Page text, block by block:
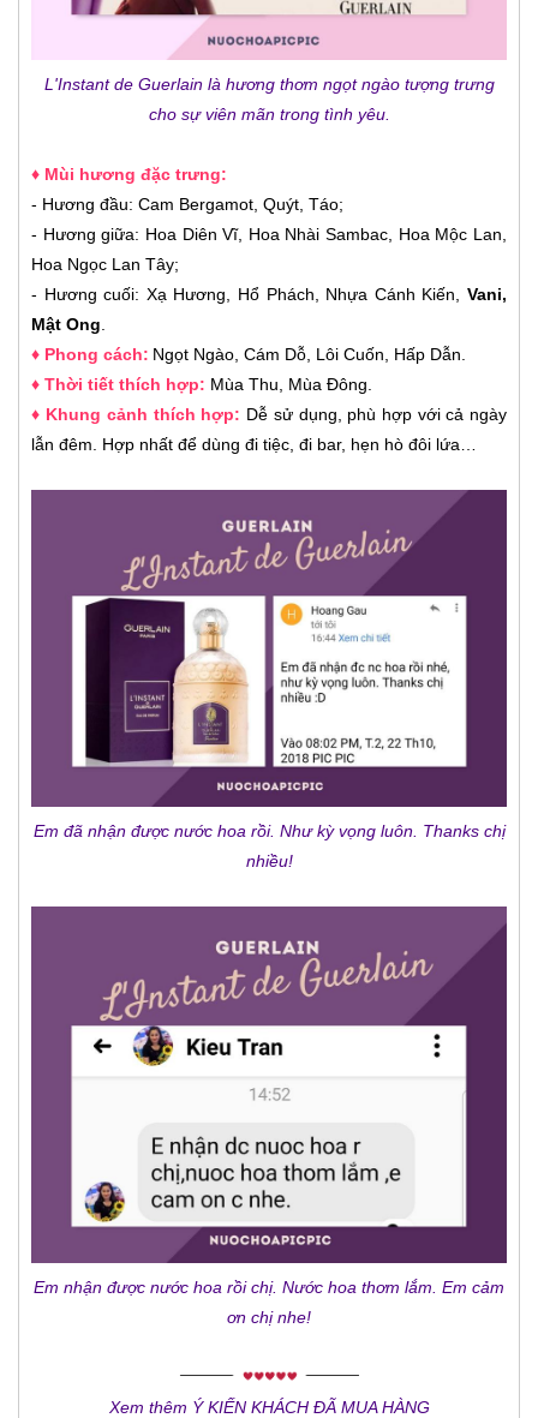
L'Instant de Guerlain là hương thơm ngọt ngào tượng trưng
cho sự viên mãn trong tình yêu.
♦ Mùi hương đặc trưng:
- Hương đầu: Cam Bergamot, Quýt, Táo;
- Hương giữa: Hoa Diên Vĩ, Hoa Nhài Sambac, Hoa Mộc Lan,
Hoa Ngọc Lan Tây;
- Hương cuối: Xạ Hương, Hổ Phách, Nhựa Cánh Kiến, Vani,
Mật Ong
♦ Phong cách: Ngọt Ngào, Cám Dỗ, Lôi Cuốn, Hấp Dẫn.
♦ Thời tiết thích hợp: Mùa Thu, Mùa Đông.
♦ Khung cảnh thích hợp: Dễ sử dụng, phù hợp với cả ngày
lẫn đêm. Hợp nhất để dùng đi tiệc, đi bar, hẹn hò đôi lứa…
Em đã nhận được nước hoa rồi. Như kỳ vọng luôn. Thanks chị
nhiều!
Em nhận được nước hoa rồi chị. Nước hoa thơm lắm. Em cảm
ơn chị nhe!
Xem thêm Ý KIẾN KHÁCH ĐÃ MUA HÀNG